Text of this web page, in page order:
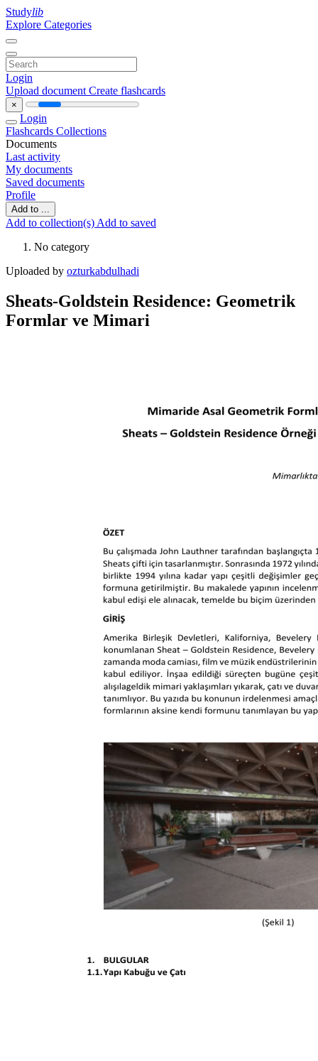
Studylib
Explore Categories
Login
Upload document Create flashcards
×
Login
Flashcards Collections
Documents
Last activity
My documents
Saved documents
Profile
Add to ...
Add to collection(s) Add to saved
No category
Uploaded by ozturkabdulhadi
Sheats-Goldstein Residence: Geometrik
Formlar ve Mimari